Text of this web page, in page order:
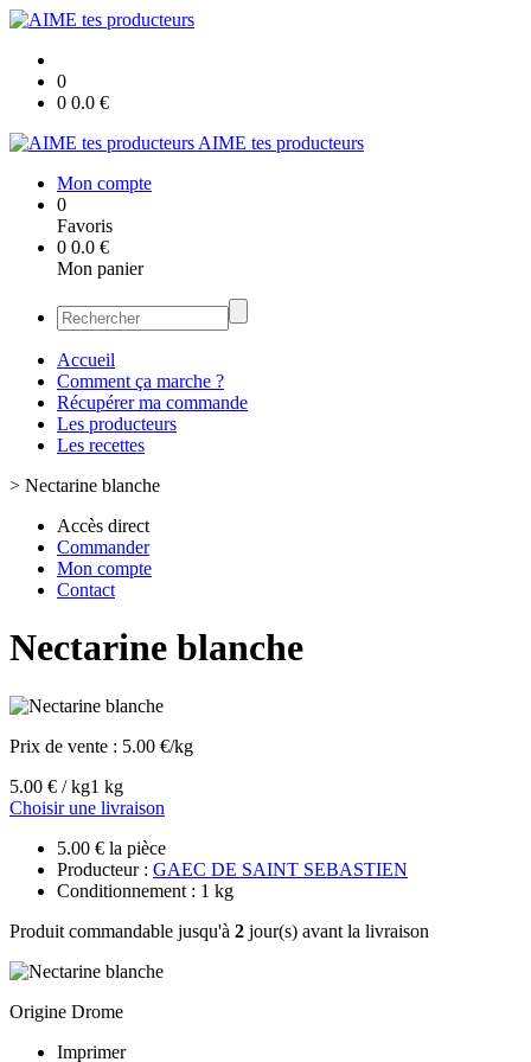
0
0 0.0 €
AIME tes producteurs
Mon compte
0
Favoris
0 0.0 €
Mon panier
Accueil
Comment ça marche ?
Récupérer ma commande
Les producteurs
Les recettes
> Nectarine blanche
Accès direct
Commander
Mon compte
Contact
Nectarine blanche
Prix de vente : 5.00 €/kg
5.00 € / kg1 kg
Choisir une livraison
5.00 € la pièce
Producteur : GAEC DE SAINT SEBASTIEN
Conditionnement : 1 kg
Produit commandable jusqu'à 2 jour(s) avant la livraison
Origine Drome
Imprimer